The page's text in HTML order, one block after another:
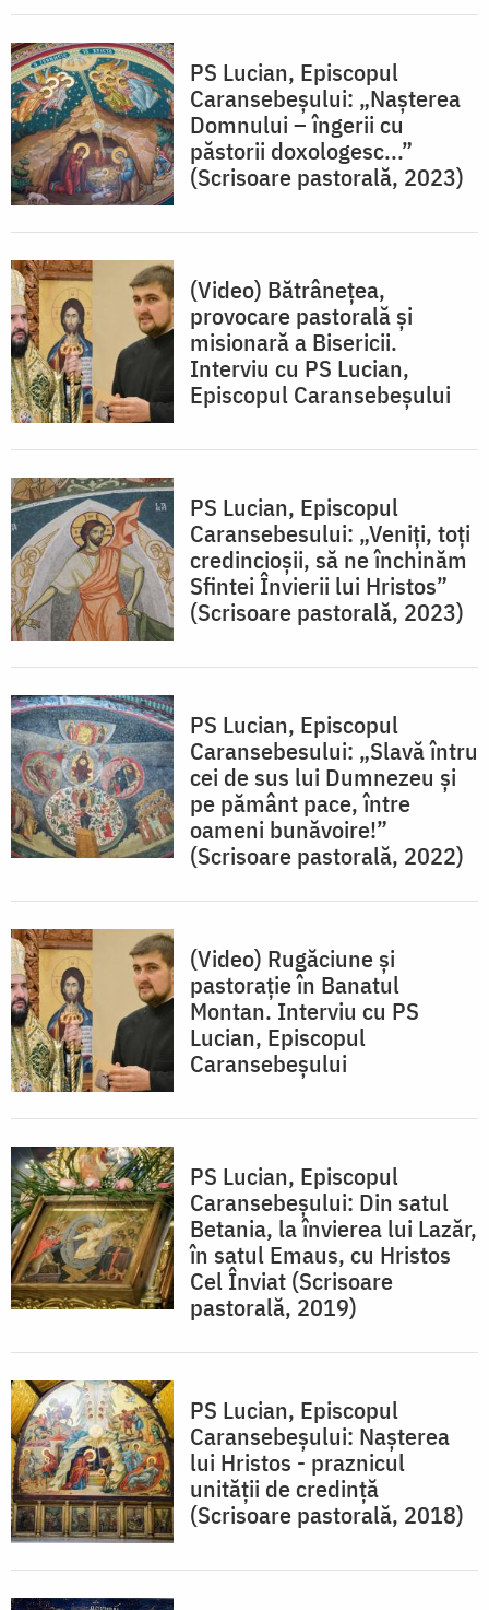
PS Lucian, Episcopul
Caransebeșului: „Nașterea
Domnului – îngerii cu
păstorii doxologesc...”
(Scrisoare pastorală, 2023)
(Video) Bătrânețea,
provocare pastorală și
misionară a Bisericii.
Interviu cu PS Lucian,
Episcopul Caransebeșului
PS Lucian, Episcopul
Caransebesului: „Veniți, toți
credincioșii, să ne închinăm
Sfintei Învierii lui Hristos”
(Scrisoare pastorală, 2023)
PS Lucian, Episcopul
Caransebesului: „Slavă întru
cei de sus lui Dumnezeu și
pe pământ pace, între
oameni bunăvoire!”
(Scrisoare pastorală, 2022)
(Video) Rugăciune și
pastorație în Banatul
Montan. Interviu cu PS
Lucian, Episcopul
Caransebeșului
PS Lucian, Episcopul
Caransebeșului: Din satul
Betania, la învierea lui Lazăr,
în satul Emaus, cu Hristos
Cel Înviat (Scrisoare
pastorală, 2019)
PS Lucian, Episcopul
Caransebeșului: Nașterea
lui Hristos - praznicul
unității de credință
(Scrisoare pastorală, 2018)